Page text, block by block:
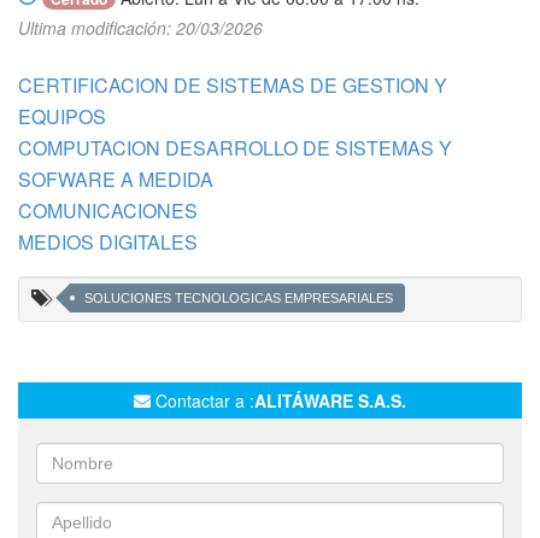
Ultima modificación: 20/03/2026
CERTIFICACION DE SISTEMAS DE GESTION Y
EQUIPOS
COMPUTACION DESARROLLO DE SISTEMAS Y
SOFWARE A MEDIDA
COMUNICACIONES
MEDIOS DIGITALES
SOLUCIONES TECNOLOGICAS EMPRESARIALES
Contactar a :ALITÁWARE S.A.S.